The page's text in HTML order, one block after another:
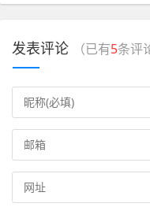
发表评论 （已有5条评